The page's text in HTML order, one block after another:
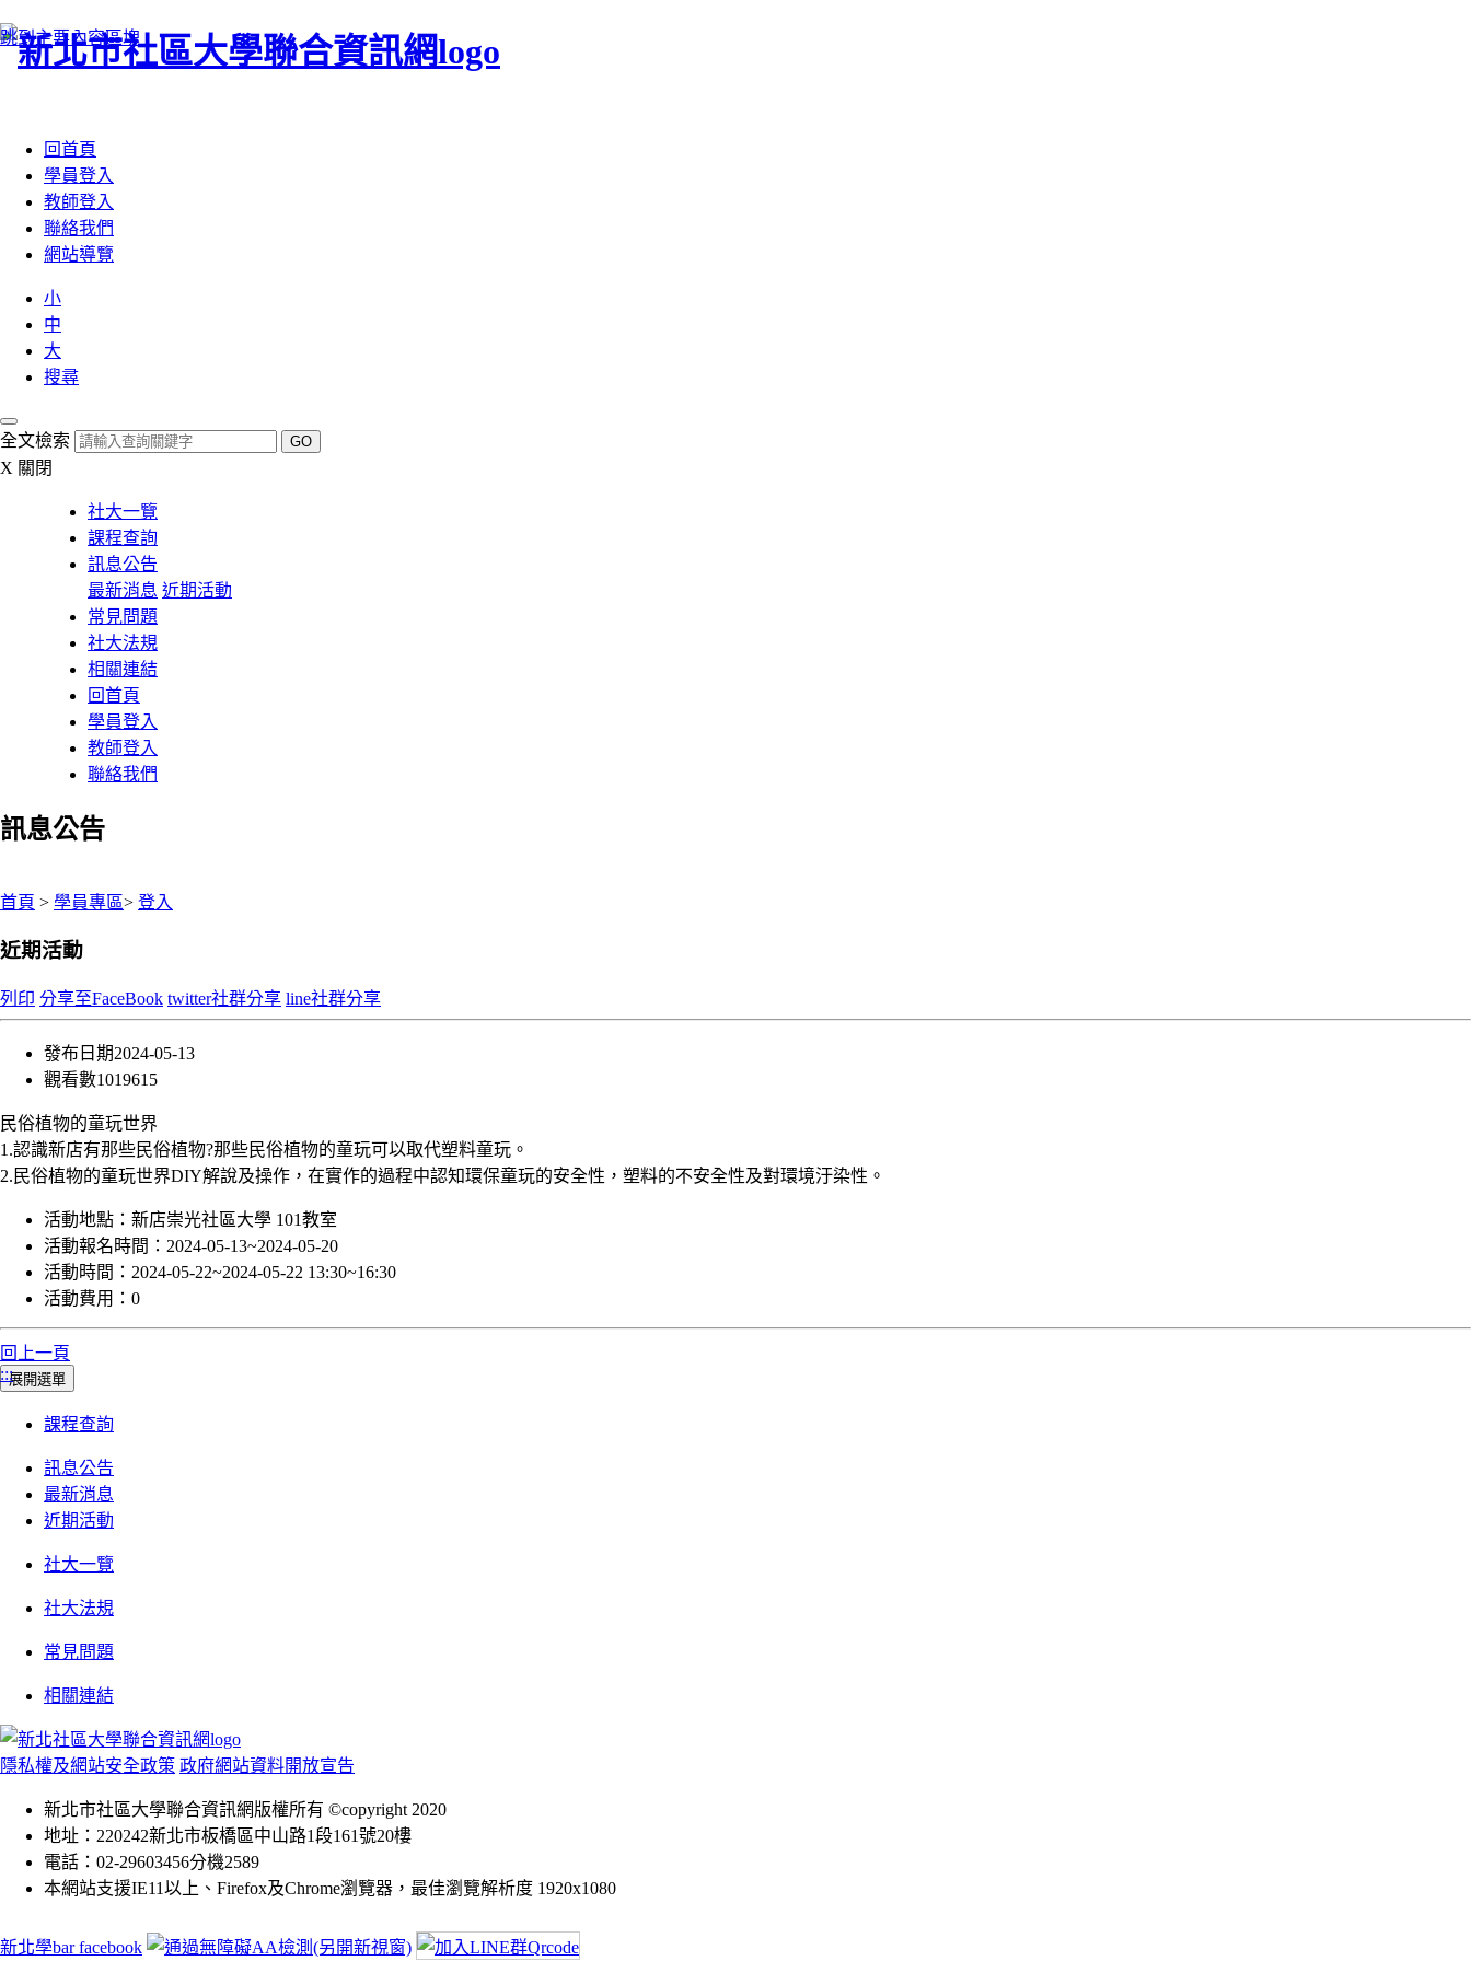
跳到主要內容區塊
回首頁
學員登入
教師登入
聯絡我們
網站導覽
小
中
大
搜尋
全文檢索 GO
X 關閉
社大一覽
課程查詢
訊息公告
最新消息 近期活動
常見問題
社大法規
相關連結
回首頁
學員登入
教師登入
聯絡我們
訊息公告
首頁 > 學員專區> 登入
近期活動
列印 分享至FaceBook twitter社群分享 line社群分享
發布日期2024-05-13
觀看數1019615
民俗植物的童玩世界
1.認識新店有那些民俗植物?那些民俗植物的童玩可以取代塑料童玩。
2.民俗植物的童玩世界DIY解說及操作，在實作的過程中認知環保童玩的安全性，塑料的不安全性及對環境汙染性。
活動地點： 新店崇光社區大學 101教室
活動報名時間： 2024-05-13~2024-05-20
活動時間： 2024-05-22~2024-05-22 13:30~16:30
活動費用： 0
回上一頁
:::展開選單
課程查詢
訊息公告
最新消息
近期活動
社大一覽
社大法規
常見問題
相關連結
隱私權及網站安全政策 政府網站資料開放宣告
新北市社區大學聯合資訊網版權所有 ©copyright 2020
地址：220242新北市板橋區中山路1段161號20樓
電話：02-29603456分機2589
本網站支援IE11以上、Firefox及Chrome瀏覽器，最佳瀏覽解析度 1920x1080
新北學bar facebook